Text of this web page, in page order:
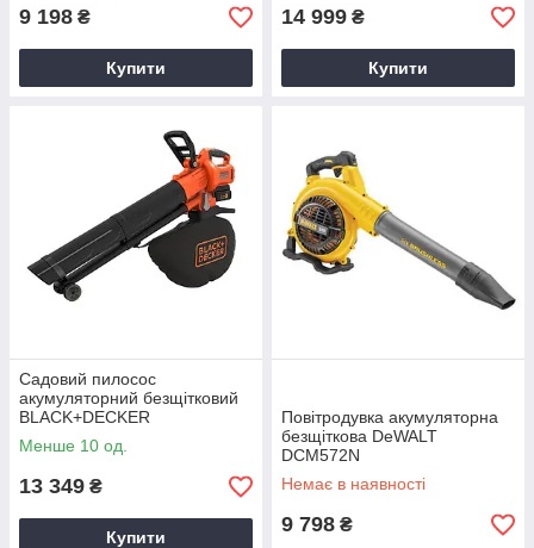
9 198 ₴
Купити
14 999 ₴
Купити
Садовий пилосос
акумуляторний безщітковий
BLACK+DECKER
BCBLV3625L1
Менше 10 од.
13 349 ₴
Купити
Повітродувка акумуляторна
безщіткова DeWALT
DCM572N
Немає в наявності
9 798 ₴